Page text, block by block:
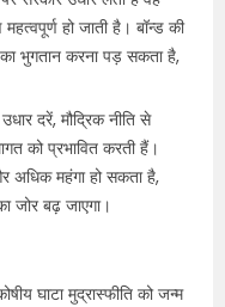
हो जाती है। बॉन्ड की
भुगतान करना पड़ सकता है,
दरें, मौद्रिक नीति से
को प्रभावित करती हैं।
अधिक महंगा हो सकता है,
जोर बढ़ जाएगा।
घाटा मुद्रास्फीति को जन्म